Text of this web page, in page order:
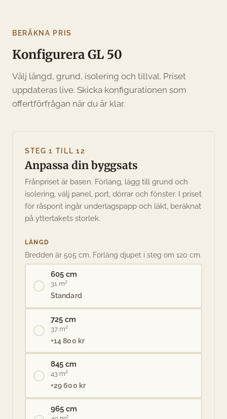
BERÄKNA PRIS
Konfigurera GL 50
Välj längd, grund, isolering och tillval. Priset
uppdateras live. Skicka konfigurationen som
offertförfrågan när du är klar.
STEG 1 TILL 12
Anpassa din byggsats
Frånpriset är basen. Förläng, lägg till grund och
isolering, välj panel, port, dörrar och fönster. I priset
för råspont ingår underlagspapp och läkt, beräknat
på yttertakets storlek.
LÄNGD
Bredden är 505 cm. Förläng djupet i steg om 120 cm.
605 cm
31 m²
Standard
725 cm
37 m²
+14 800 kr
845 cm
43 m²
+29 600 kr
965 cm